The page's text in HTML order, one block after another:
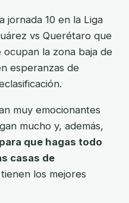
jornada 10 en la Liga
vs Querétaro que
la zona baja de
esperanzas de
muy emocionantes
mucho y, además,
para que hagas todo
casas de
los mejores